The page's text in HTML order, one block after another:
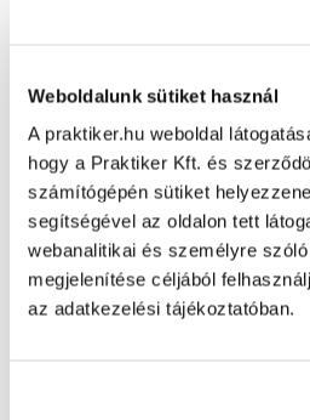
Weboldalunk sütiket használ
A praktiker.hu weboldal
hogy a Praktiker Kft. és
számítógépén sütiket
segítségével az oldalon tett
webanalitikai és személyre
megjelenítése céljából
az adatkezelési tájékoztatóban.
Oldal